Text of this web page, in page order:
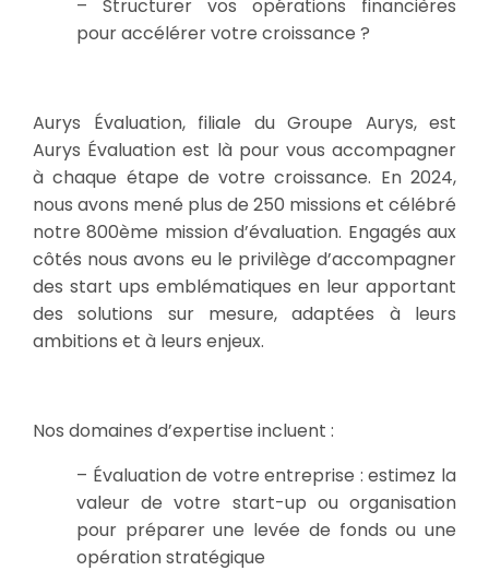
– Structurer vos opérations financières
pour accélérer votre croissance ?
Aurys Évaluation, filiale du Groupe Aurys, est
Aurys Évaluation est là pour vous accompagner
à chaque étape de votre croissance. En 2024,
nous avons mené plus de 250 missions et célébré
notre 800ème mission d’évaluation. Engagés aux
côtés nous avons eu le privilège d’accompagner
des start ups emblématiques en leur apportant
des solutions sur mesure, adaptées à leurs
ambitions et à leurs enjeux.
Nos domaines d’expertise incluent :
– Évaluation de votre entreprise : estimez la
valeur de votre start-up ou organisation
pour préparer une levée de fonds ou une
opération stratégique